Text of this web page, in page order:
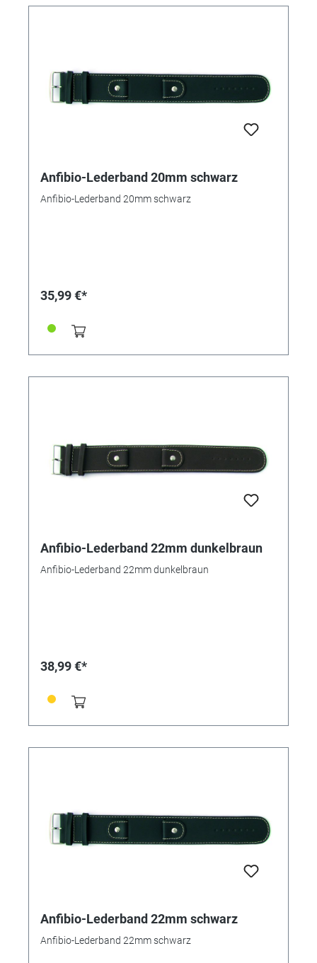
Anfibio-Lederband 20mm schwarz
Anfibio-Lederband 20mm schwarz
35,99 €*
Anfibio-Lederband 22mm dunkelbraun
Anfibio-Lederband 22mm dunkelbraun
38,99 €*
Anfibio-Lederband 22mm schwarz
Anfibio-Lederband 22mm schwarz